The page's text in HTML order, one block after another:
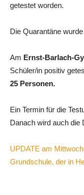
getestet worden.
Die Quarantäne
Am Ernst-Barlach-
Schüler/in positiv
25 Personen.
Ein Termin für die
Danach wird auch die
UPDATE am
Grundschule, der in